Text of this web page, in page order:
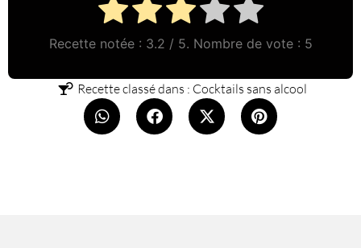
Recette notée : 3.2 / 5. Nombre de vote : 5
Recette classé dans : Cocktails sans alcool